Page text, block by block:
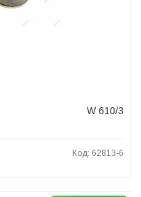
W 610/3
Код: 62813-6